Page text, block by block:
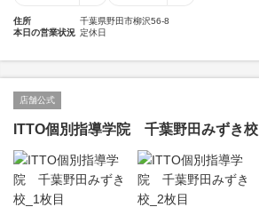
住所
千葉県野田市柳沢56-8
本日の営業状況 定休日
店舗公式
ITTO個別指導学院 千葉野田みずき校